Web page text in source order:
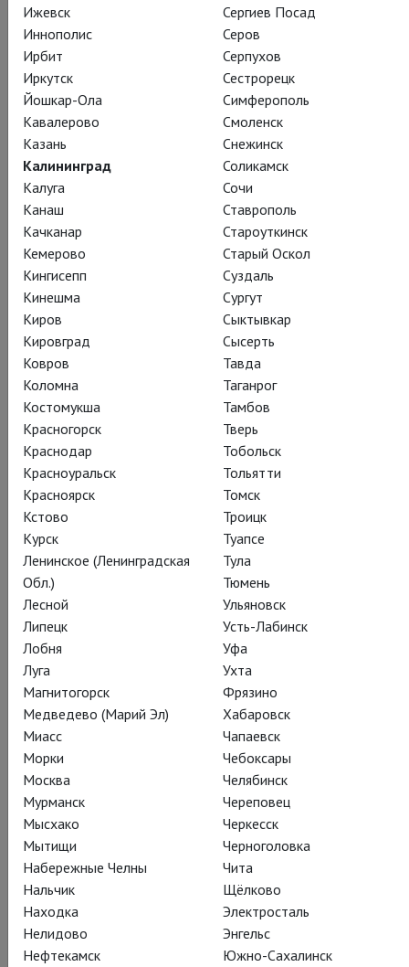
Поделиться:
Подписаться на рассылку
СОСТАВ СОЗДАТЕЛИ
КРАТКОЕ СОДЕРЖАНИЕ
КАДРЫ
Действующие лица и исполнители
Кристине Ополайс
Иноземная Княжна
Катарина Далайман
Джейми Бартон
Брэндон Йованович
Ижевск
Иннополис
Ирбит
Иркутск
Йошкар-Ола
Кавалерово
Казань
Калининград
Калуга
Канаш
Качканар
Кемерово
Кингисепп
Кинешма
Киров
Кировград
Ковров
Коломна
Костомукша
Красногорск
Краснодар
Красноуральск
Красноярск
Кстово
Курск
Ленинское (Ленинградская
Обл.)
Лесной
Липецк
Лобня
Луга
Магнитогорск
Медведево (Марий Эл)
Миасс
Морки
Москва
Мурманск
Мысхако
Мытищи
Набережные Челны
Нальчик
Находка
Нелидово
Нефтекамск
Сергиев Посад
Серов
Серпухов
Сестрорецк
Симферополь
Смоленск
Снежинск
Соликамск
Сочи
Ставрополь
Староуткинск
Старый Оскол
Суздаль
Сургут
Сыктывкар
Сысерть
Тавда
Таганрог
Тамбов
Тверь
Тобольск
Тольятти
Томск
Троицк
Туапсе
Тула
Тюмень
Ульяновск
Усть-Лабинск
Уфа
Ухта
Фрязино
Хабаровск
Чапаевск
Чебоксары
Челябинск
Череповец
Черкесск
Черноголовка
Чита
Щёлково
Электросталь
Энгельс
Южно-Сахалинск